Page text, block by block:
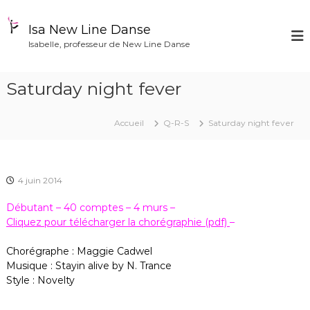
Isa New Line Danse
Isabelle, professeur de New Line Danse
Saturday night fever
Accueil Q-R-S Saturday night fever
4 juin 2014
Débutant – 40 comptes – 4 murs –
Cliquez pour télécharger la chorégraphie (pdf) –
Chorégraphe : Maggie Cadwel
Musique : Stayin alive by N. Trance
Style : Novelty